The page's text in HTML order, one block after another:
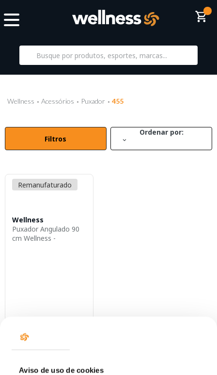
Aviso de uso de cookies
Wellness Acessórios Puxador 455
Filtros
Ordenar por:
Remanufaturado
Wellness
Puxador Angulado 90
cm Wellness -
Produto Esgotado